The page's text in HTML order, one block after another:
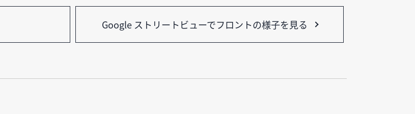
Google ストリートビューでフロントの様子を見る